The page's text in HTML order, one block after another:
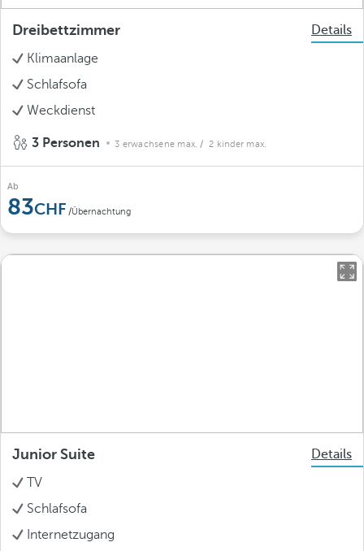
Dreibettzimmer
Details
Klimaanlage
Schlafsofa
Weckdienst
3 Personen 3 erwachsene max. / 2 kinder max.
Ab
83 /Übernachtung
Junior Suite
Details
TV
Schlafsofa
Internetzugang